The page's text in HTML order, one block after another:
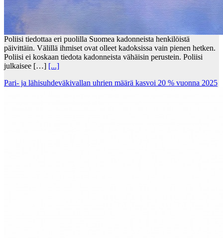
Poliisi tiedottaa eri puolilla Suomea kadonneista henkilöistä
päivittäin. Välillä ihmiset ovat olleet kadoksissa vain pienen hetken.
Poliisi ei koskaan tiedota kadonneista vähäisin perustein. Poliisi
julkaisee […] [...]
Pari- ja lähisuhdeväkivallan uhrien määrä kasvoi 20 % vuonna 2025